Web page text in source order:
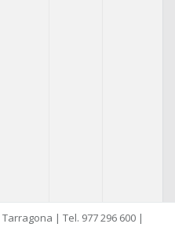
| Tel. 977 296 600 |